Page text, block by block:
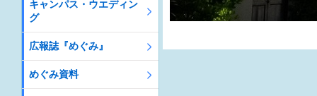
キャンパス・ウエディン
グ
広報誌『めぐみ』
めぐみ資料